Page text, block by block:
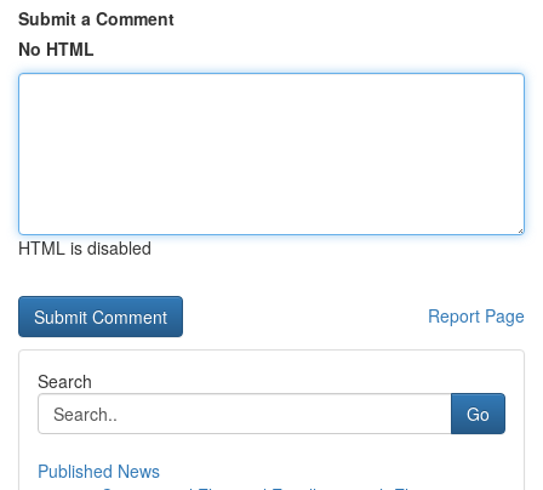
Submit a Comment
No HTML
HTML is disabled
Report Page
Search
Go
Published News